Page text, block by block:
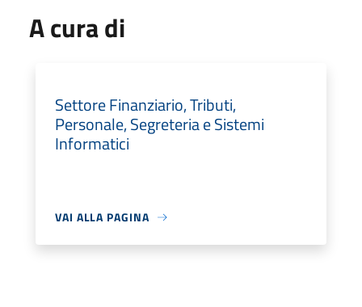
A cura di
Settore Finanziario, Tributi,
Personale, Segreteria e Sistemi
Informatici
VAI ALLA PAGINA